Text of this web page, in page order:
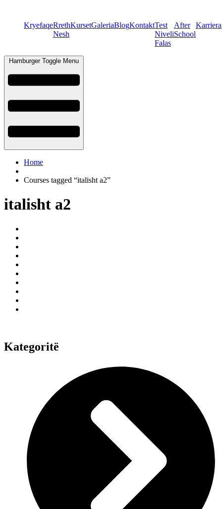
KryefaqeRreth
Nesh
KursetGaleriaBlogKontaktTest
Niveli
Falas
After
School
Karriera
Hamburger Toggle Menu
Home
Courses tagged “italisht a2”
italisht a2
Kategoritë